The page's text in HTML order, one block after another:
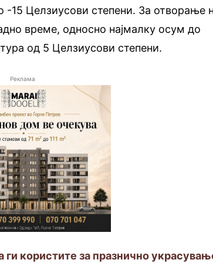
15 Целзиусови степени. За отворање
време, односно најмалку осум до
од 5 Целзиусови степени.
Реклама
ги користите за празнично